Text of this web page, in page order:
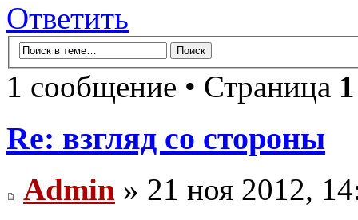
Ответить
1 сообщение • Страница 1
Re: взгляд со стороны
Admin » 21 ноя 2012,